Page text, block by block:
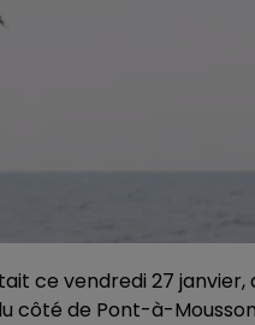
ce vendredi 27
côté de Pont-à-